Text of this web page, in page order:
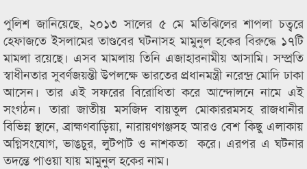
পুলিশ জানিয়েছে, ২০১৩ সালের ৫ মে মতিঝিলের শাপলা চত্বরে
হেফাজতে ইসলামের তাণ্ডবের ঘটনাসহ মামুনুল হকের বিরুদ্ধে ১৭টি
মামলা রয়েছে। এসব মামলায় তিনি এজাহারনামীয় আসামি। সম্প্রতি
স্বাধীনতার সুবর্ণজয়ন্তী উপলক্ষে ভারতের প্রধানমন্ত্রী নরেন্দ্র মোদি ঢাকা
আসেন। তার এই সফরের বিরোধিতা করে আন্দোলনে নামে এই
সংগঠন। তারা জাতীয় মসজিদ বায়তুল মোকাররমসহ রাজধানীর
বিভিন্ন স্থানে, ব্রাহ্মণবাড়িয়া, নারায়ণগঞ্জসহ আরও বেশ কিছু এলাকায়
অগ্নিসংযোগ, ভাঙচুর, লুটপাট ও নাশকতা করে। এরপর এ ঘটনার
তদন্তে পাওয়া যায় মামুনুল হকের নাম।